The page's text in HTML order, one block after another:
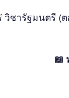
วิชารัฐมนตรี (
📖